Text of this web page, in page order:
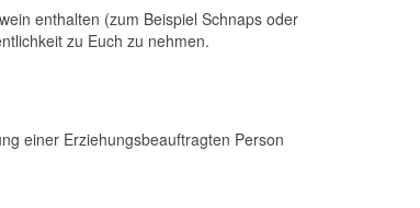
enthalten (zum Beispiel Schnaps oder
zu Euch zu nehmen.
einer Erziehungsbeauftragten Person